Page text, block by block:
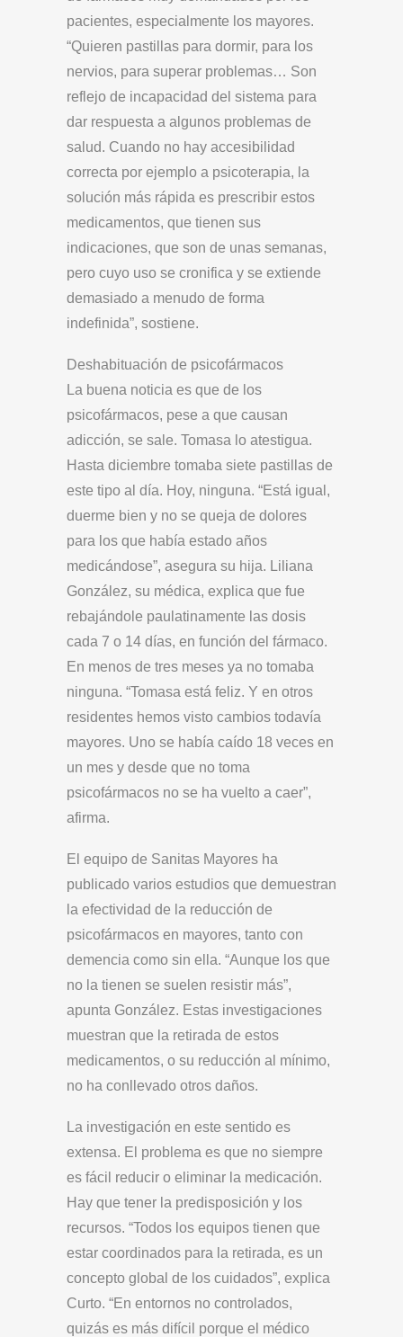
pacientes, especialmente los mayores.
“Quieren pastillas para dormir, para los
nervios, para superar problemas… Son
reflejo de incapacidad del sistema para
dar respuesta a algunos problemas de
salud. Cuando no hay accesibilidad
correcta por ejemplo a psicoterapia, la
solución más rápida es prescribir estos
medicamentos, que tienen sus
indicaciones, que son de unas semanas,
pero cuyo uso se cronifica y se extiende
demasiado a menudo de forma
indefinida”, sostiene.
Deshabituación de psicofármacos
La buena noticia es que de los
psicofármacos, pese a que causan
adicción, se sale. Tomasa lo atestigua.
Hasta diciembre tomaba siete pastillas de
este tipo al día. Hoy, ninguna. “Está igual,
duerme bien y no se queja de dolores
para los que había estado años
medicándose”, asegura su hija. Liliana
González, su médica, explica que fue
rebajándole paulatinamente las dosis
cada 7 o 14 días, en función del fármaco.
En menos de tres meses ya no tomaba
ninguna. “Tomasa está feliz. Y en otros
residentes hemos visto cambios todavía
mayores. Uno se había caído 18 veces en
un mes y desde que no toma
psicofármacos no se ha vuelto a caer”,
afirma.
El equipo de Sanitas Mayores ha
publicado varios estudios que demuestran
la efectividad de la reducción de
psicofármacos en mayores, tanto con
demencia como sin ella. “Aunque los que
no la tienen se suelen resistir más”,
apunta González. Estas investigaciones
muestran que la retirada de estos
medicamentos, o su reducción al mínimo,
no ha conllevado otros daños.
La investigación en este sentido es
extensa. El problema es que no siempre
es fácil reducir o eliminar la medicación.
Hay que tener la predisposición y los
recursos. “Todos los equipos tienen que
estar coordinados para la retirada, es un
concepto global de los cuidados”, explica
Curto. “En entornos no controlados,
quizás es más difícil porque el médico